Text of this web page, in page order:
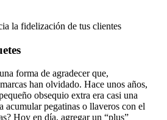
forma de agradecer que,
han olvidado. Hace unos años,
obsequio extra era casi una
acumular pegatinas o llaveros con el
Hoy en día, agregar un “plus”